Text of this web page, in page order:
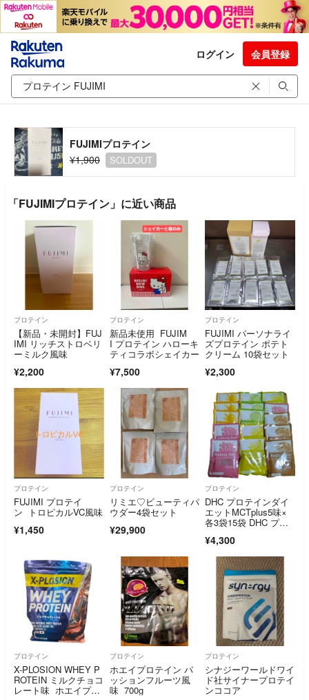
ログイン 会員登録
FUJIMIプロテイン
¥1,900
SOLDOUT
「FUJIMIプロテイン」に近い商品
プロテイン
【新品・未開封】FUJ
IMI リッチストロベリ
ーミルク風味
¥2,200
プロテイン
新品未使用 FUJIM
I プロテイン ハローキ
ティコラボシェイカー
¥7,500
プロテイン
FUJIMI パーソナライ
ズプロテイン ポテト
クリーム 10袋セット
¥2,300
プロテイン
FUJIMI プロテイ
ン トロピカルVC風味
¥1,450
プロテイン
リミエ♡ビューティパ
ウダー4袋セット
¥29,900
プロテイン
DHC プロテインダイ
エットMCTplus5味×
各3袋15袋 DHC プロ
Tプラス
¥4,300
プロテイン
X-PLOSION WHEY P
ROTEIN ミルクチョコ
レート味 ホエイプロ
プロテイン
ホエイプロテイン パ
ッションフルーツ風
味 700g
プロテイン
シナジーワールドワイ
ド社サイナープロテイ
ンココア